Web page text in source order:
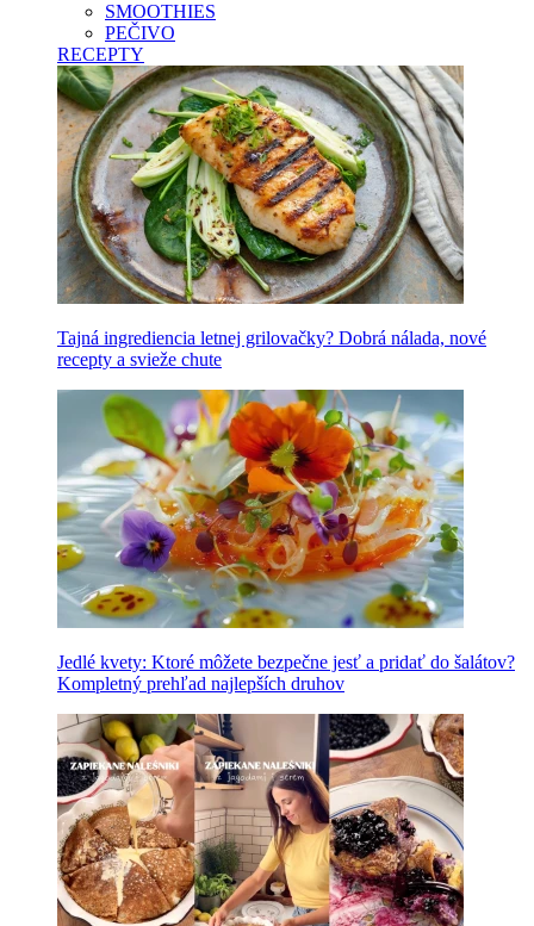
SMOOTHIES
PEČIVO
RECEPTY
Tajná ingrediencia letnej grilovačky? Dobrá nálada, nové
recepty a svieže chute
Jedlé kvety: Ktoré môžete bezpečne jesť a pridať do šalátov?
Kompletný prehľad najlepších druhov